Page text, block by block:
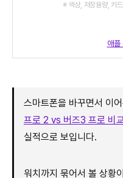
※ 색상, 저장용량, 카
애플
스마트폰을 바꾸면서 이
프로 2 vs 버즈3 프로 비
실적으로 보입니다.
워치까지 묶어서 볼 상황